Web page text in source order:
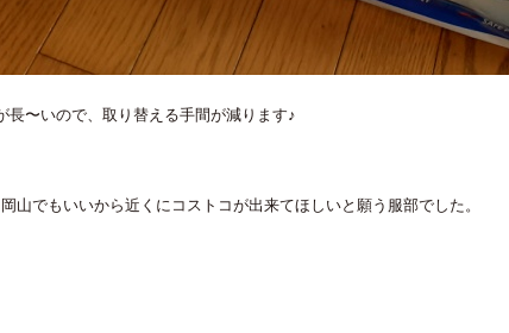
長〜いので、取り替える手間が減ります♪
山でもいいから近くにコストコが出来てほしいと願う服部でした。